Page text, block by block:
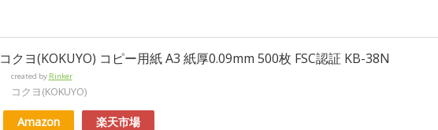
コクヨ(KOKUYO) コピー用紙 A3 紙厚0.09mm 500枚 FSC認証 KB-38N
created by Rinker
コクヨ(KOKUYO)
Amazon 楽天市場